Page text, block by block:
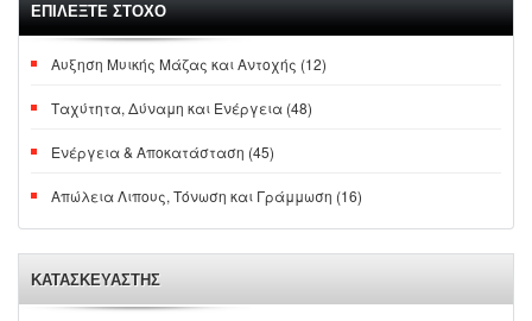
ΕΠΙΛΕΞΤΕ ΣΤΟΧΟ
Αυξηση Μυικής Μάζας και Αντοχής (12)
Ταχύτητα, Δύναμη και Ενέργεια (48)
Ενέργεια & Αποκατάσταση (45)
Απώλεια Λιπους, Τόνωση και Γράμμωση (16)
ΚΑΤΑΣΚΕΥΑΣΤΗΣ